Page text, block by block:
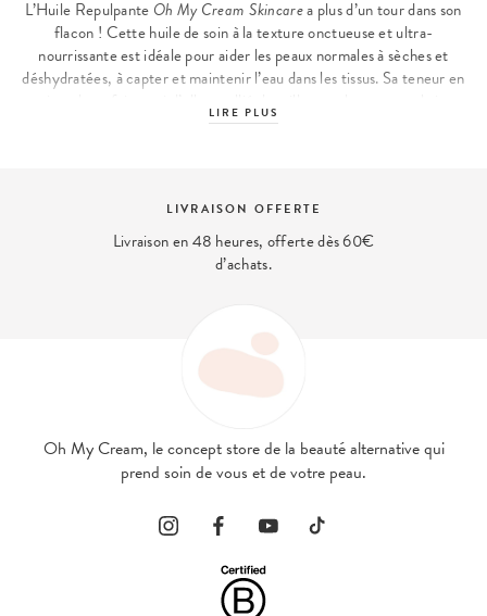
L’Huile Repulpante Oh My Cream Skincarea plus d’un tour dans son
flacon ! Cettehuile de soinà la texture onctueuse et ultra-
nourrissante est idéale pour aider les peaux normales à sèches et
déshydratées, à capter et maintenir l’eau dans les tissus. Sa teneur en
désireuses de lutter contre les effets de la pollution, comme le teint
naturelle de pamplemousse, bergamote, gingembre et cèdre risque
bien de vous rendre accro...
L’Huile Repulpante, un essentiel clean signé
meilleurs soins cleans possibles, afin que votre peau ne reçoive que
besoin. Nous travaillons de fait avec une
multitude de marques qui abordent la beauté de la même façon que
démarrer. C’est ainsi qu’est néeOh My Cream Skincare, une marque
de beauté clean qui propose des produits basiques mais experts aux
double nettoyage, l’exfoliation douce et l’huile de soin - pour
retrouver une peau belle et saine !
LIRE PLUS
LIVRAISON OFFERTE
Livraison en 48 heures, offerte dès 60€
Oh My Cream, le concept store de la beauté alternative qui
prend soin de vous et de votre peau.